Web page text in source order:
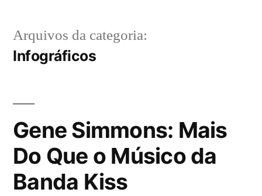
Arquivos da categoria:
Infográficos
Gene Simmons: Mais
Do Que o Músico da
Banda Kiss